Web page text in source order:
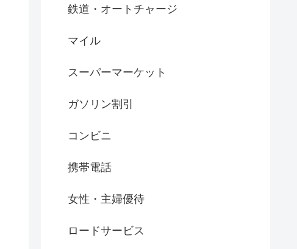
鉄道・オートチャージ
マイル
スーパーマーケット
ガソリン割引
コンビニ
携帯電話
女性・主婦優待
ロードサービス